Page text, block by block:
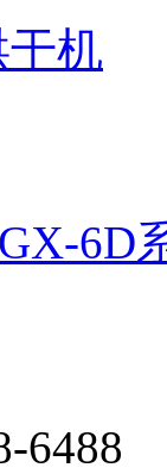
机
GX-6D
6488